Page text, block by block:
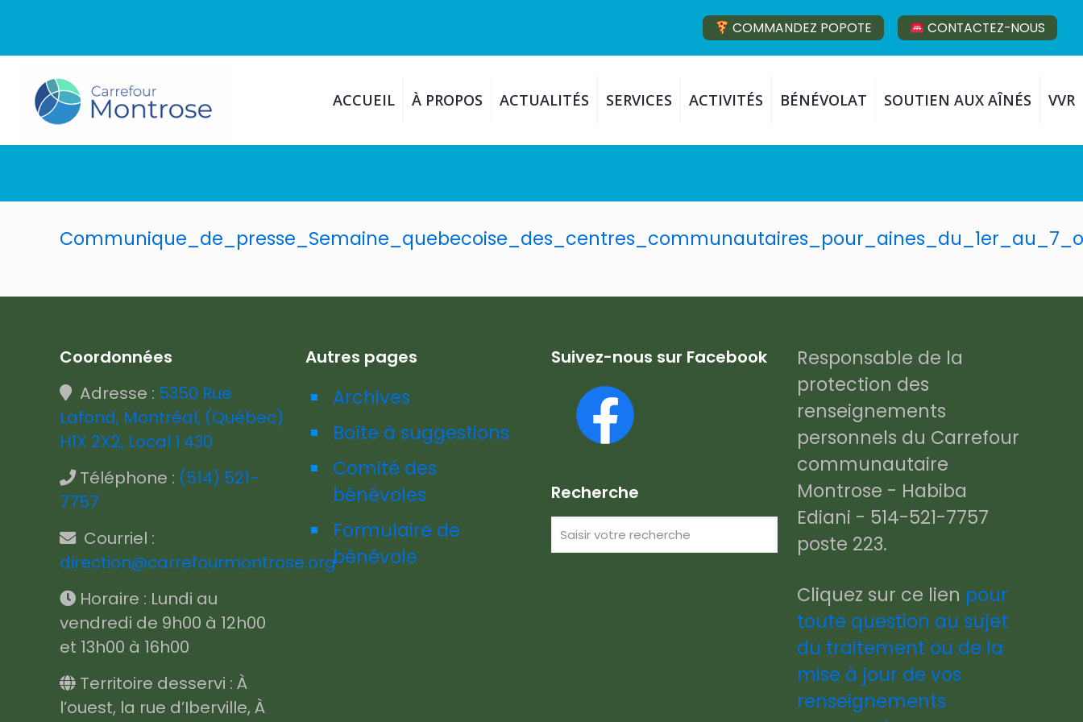
COMMANDEZ POPOTE CONTACTEZ-NOUS
ACCUEIL À PROPOS ACTUALITÉS SERVICES ACTIVITÉS BÉNÉVOLAT SOUTIEN AUX AÎNÉS VVR
Coordonnées
Adresse : 5350 Rue
Lafond, Montréal, (Québec)
H1X 2X2, Local 1.430
Téléphone : (514) 521-
7757
Courriel :
direction@carrefourmontrose.org
Horaire : Lundi au
vendredi de 9h00 à 12h00
et 13h00 à 16h00
Territoire desservi : À
l’ouest, la rue d’Iberville, À
Autres pages
Archives
Boîte à suggestions
Comité des
bénévoles
Formulaire de
bénévole
Suivez-nous sur Facebook
Recherche
Responsable de la
protection des
renseignements
personnels du Carrefour
communautaire
Montrose - Habiba
Ediani - 514-521-7757
poste 223.
Cliquez sur ce lien pour
toute question au sujet
du traitement ou de la
mise à jour de vos
renseignements